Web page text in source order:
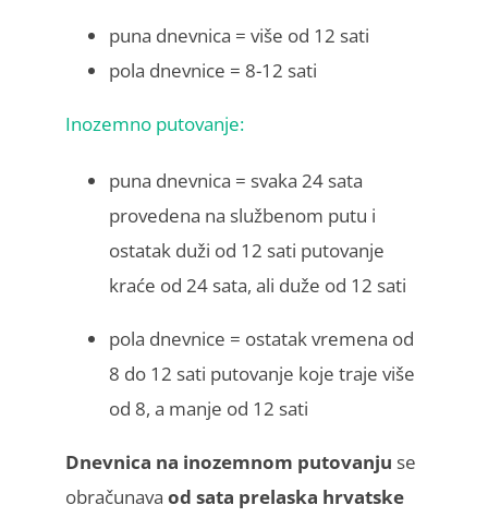
puna dnevnica = više od 12 sati
pola dnevnice = 8-12 sati
Inozemno putovanje:
puna dnevnica = svaka 24 sata
provedena na službenom putu i
ostatak duži od 12 sati putovanje
kraće od 24 sata, ali duže od 12 sati
pola dnevnice = ostatak vremena od
8 do 12 sati putovanje koje traje više
od 8, a manje od 12 sati
Dnevnica na inozemnom putovanju se
obračunava od sata prelaska hrvatske